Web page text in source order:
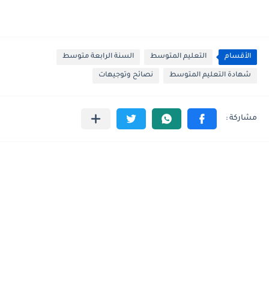
الأقسام التعليم المتوسط السنة الرابعة متوسط
شهادة التعليم المتوسط نصائح وتوجيهات